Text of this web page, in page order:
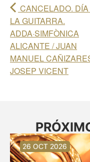
CANCELADO.
LA GUITARRA.
ADDA·SIMFÒNICA
ALICANTE / JUAN
MANUEL
JOSEP VICENT
30 AGO 2026
30 AGO 2026
13 SEP 2026
20 SEP 2026
20 SEP 2026
26 SEP 2026
03 OCT 2026
16 OCT 2026
26 OCT 2026